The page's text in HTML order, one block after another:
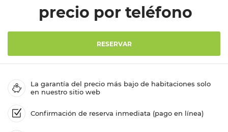
precio por teléfono
RESERVAR
La garantía del precio más bajo de habitaciones solo
en nuestro sitio web
Confirmación de reserva inmediata (pago en línea)